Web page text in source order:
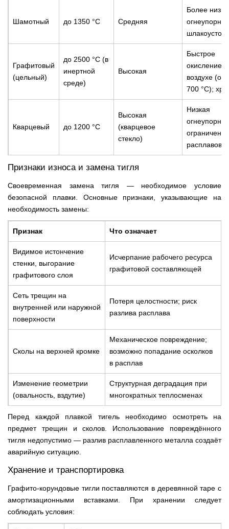
Шамотный до 1350 °С Средняя
Более
Графитовый
(цельный)
до 2500 °С (в
инертной
среде)
Высокая
Быстрое
окисление
воздухе (от
700 °С);
Кварцевый до 1200 °С
Высокая
(кварцевое
стекло)
Низкая
расплавов
Признаки износа и замена тигля
Своевременная замена тигля — необходимое условие
безопасной плавки. Основные признаки, указывающие на
необходимость замены:
Признак Что означает
Видимое истончение
стенки, выгорание
графитового слоя
Исчерпание рабочего ресурса
графитовой составляющей
Сеть трещин на
внутренней или наружной
поверхности
Потеря целостности; риск
разлива расплава
Сколы на верхней кромке
Механическое повреждение;
возможно попадание осколков
в расплав
Изменение геометрии
(овальность, вздутие)
Структурная деградация при
многократных теплосменах
Перед каждой плавкой тигель необходимо осмотреть на
предмет трещин и сколов. Использование повреждённого
тигля недопустимо — разлив расплавленного металла создаёт
аварийную ситуацию.
Хранение и транспортировка
Графито-корундовые тигли поставляются в деревянной таре с
амортизационными вставками. При хранении следует
соблюдать условия: